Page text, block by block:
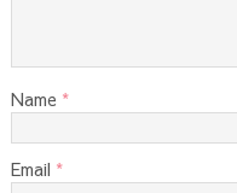
Name *
Email *